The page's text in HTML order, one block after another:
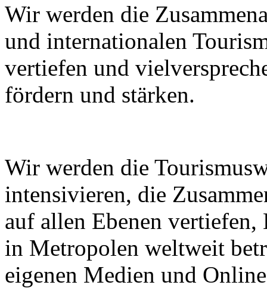
Wir werden die
und internationalen
vertiefen und
fördern und stärken.
Wir werden die
intensivieren, die
auf allen Ebenen
in Metropolen weltweit
eigenen Medien und